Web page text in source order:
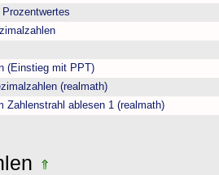
(Einstieg mit PPT)
(realmath)
Zahlenstrahl ablesen 1 (realmath)